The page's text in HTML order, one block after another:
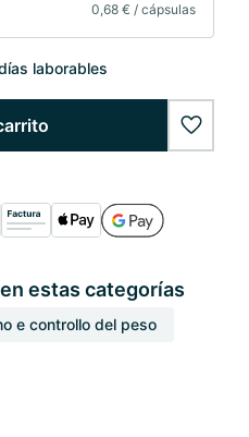
0,68 € / cápsulas
laborables
estas categorías
e controllo del peso